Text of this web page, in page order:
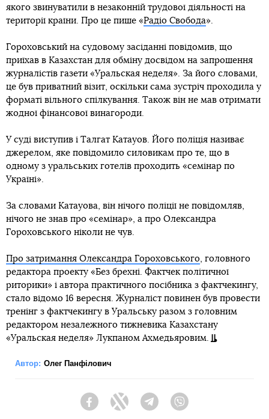
якого звинуватили в незаконній трудової діяльності на
території країни. Про це пише «Радіо Свобода».
Гороховський на судовому засіданні повідомив, що
приїхав в Казахстан для обміну досвідом на запрошення
журналістів газети «Уральская неделя». За його словами,
це був приватний візит, оскільки сама зустріч проходила у
форматі вільного спілкування. Також він не мав отримати
жодної фінансової винагороди.
У суді виступив і Талгат Катауов. Його поліція називає
джерелом, яке повідомило силовикам про те, що в
одному з уральських готелів проходить «семінар по
Україні».
За словами Катауова, він нічого поліції не повідомляв,
нічого не знав про «семінар», а про Олександра
Гороховського ніколи не чув.
Про затримання Олександра Гороховського, головного
редактора проекту «Без брехні. Фактчек політичної
риторики» і автора практичного посібника з фактчекингу,
стало відомо 16 вересня. Журналіст повинен був провести
тренінг з фактчекингу в Уральську разом з головним
редактором незалежного тижневика Казахстану
«Уральская неделя» Лукпаном Ахмедьяровим.
Автор: Олег Панфілович
FacebookTwitter Telegram